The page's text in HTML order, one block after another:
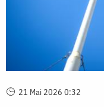
21 Mai 2026 0:32